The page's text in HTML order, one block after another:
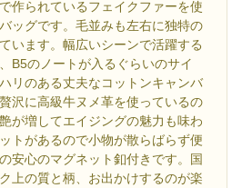
作られているフェイクファーを使
ッグです。毛並みも左右に独特の
います。幅広いシーンで活躍する
B5のノートが入るぐらいのサイ
リのある丈夫なコットンキャンバ
沢に高級牛ヌメ革を使っているの
が増してエイジングの魅力も味わ
トがあるので小物が散らばらず便
安心のマグネット釦付きです。国
上の質と柄、お出かけするのが楽